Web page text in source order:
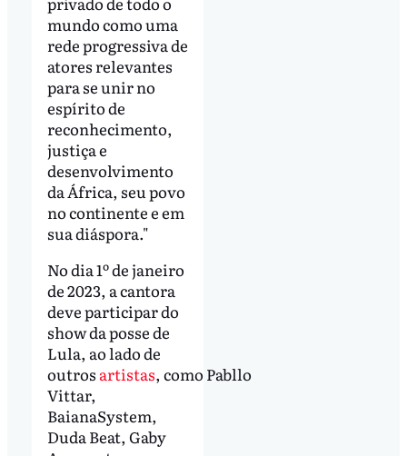
mundo como uma
rede progressiva de
atores relevantes
para se unir no
espírito de
reconhecimento,
justiça e
desenvolvimento
da África, seu povo
no continente e em
sua diáspora."
No dia 1º de janeiro
de 2023, a cantora
deve participar do
show da posse de
Lula, ao lado de
outros artistas, como Pabllo
Vittar,
BaianaSystem,
Duda Beat, Gaby